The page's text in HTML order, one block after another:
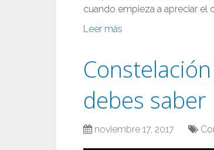
cuando empieza a apreciar el
Leer más
debes saber
noviembre 17, 2017